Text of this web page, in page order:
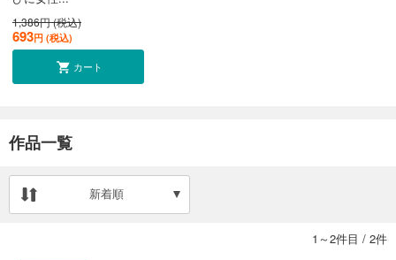
1,386円 (税込)
693円 (税込)
カート
作品一覧
新着順
1～2件目 / 2件